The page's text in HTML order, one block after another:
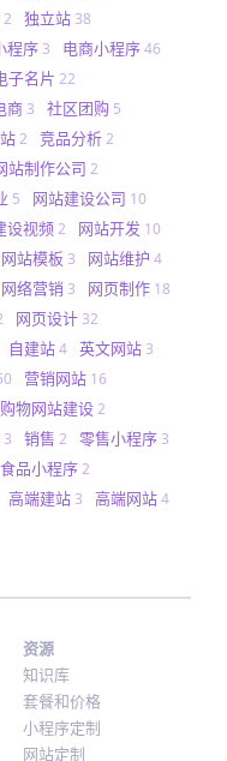
2 独立站 38
程序 3 电商小程序46
子名片 22
商 3 社区团购 5
2 竞品分析2
站制作公司 2
5 网站建设公司 10
设视频2 网站开发 10
网站模板 3 网站维护 4
网络营销 3 网页制作 18
网页设计 32
自建站4 英文网站 3
营销网站 16
购物网站建设2
3 销售 2 零售小程序 3
食品小程序2
高端建站 3 高端网站4
资源
知识库
套餐和价格
小程序定制
网站定制